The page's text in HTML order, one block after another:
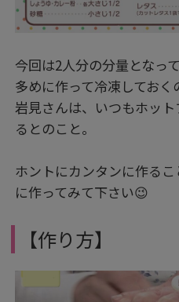
今回は2人分の分量となっ
多めに作って冷凍しておく
岩見さんは、いつもホッ
るとのこと。
ホントにカンタンに作る
に作ってみて下さい😉
【作り方】